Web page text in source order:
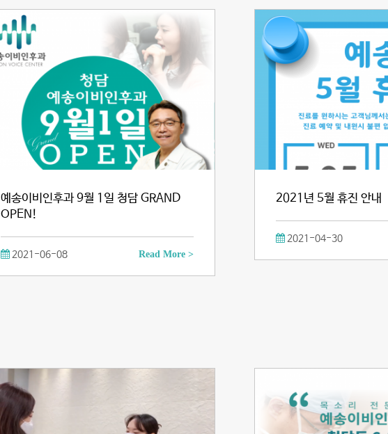
예송이비인후과 9월 1일 청담 GRAND
OPEN!
2021-06-08 Read More >
2021년 5월 휴진 안내
2021-04-30